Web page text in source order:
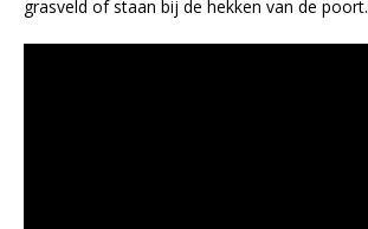
grasveld of staan bij de hekken van de poort.